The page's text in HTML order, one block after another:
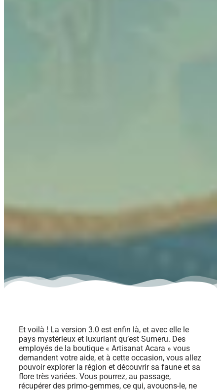
Et voilà ! La version 3.0 est enfin là, et avec elle le
pays mystérieux et luxuriant qu’est Sumeru. Des
employés de la boutique « Artisanat Acara » vous
demandent votre aide, et à cette occasion, vous allez
pouvoir explorer la région et découvrir sa faune et sa
flore très variées. Vous pourrez, au passage,
récupérer des primo-gemmes, ce qui, avouons-le, ne